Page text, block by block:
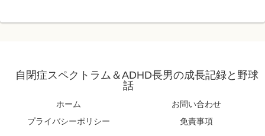
自閉症スペクトラム＆ADHD長男の成長記録と野球
話
ホーム
お問い合わせ
プライバシーポリシー
免責事項